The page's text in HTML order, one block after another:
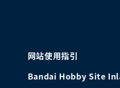
网站使用指引
Bandai Hobby Site